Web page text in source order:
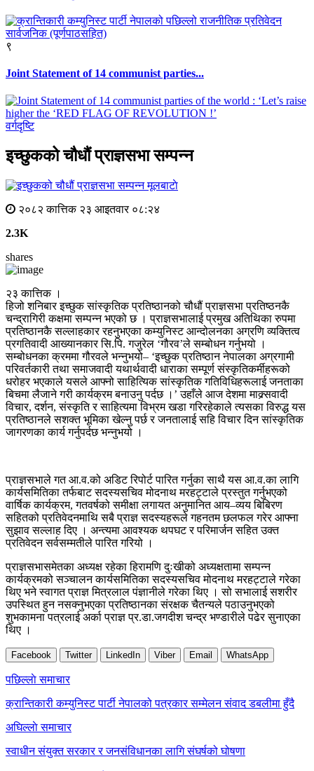
९
Joint Statement of 14 communist parties...
वर्गदृष्टि
इच्छुकको चौधौं प्राज्ञसभा सम्पन्न
मूलबाटाे
२०८२ कात्तिक २३ आइतवार ०८:२४
2.3K
shares
२३ कात्तिक ।
हिजो शनिबार इच्छुक सांस्कृतिक प्रतिष्ठानको चौधौं प्राज्ञसभा प्रतिष्ठनकै
चन्द्रागिरी कक्षमा सम्पन्न भएको छ । प्राज्ञसभालाई प्रमुख अतिथिका रुपमा
प्रतिष्ठानकै सल्लाहकार रहनुभएका कम्युनिस्ट आन्दोलनका अग्रणि व्यक्तित्व
प्रगतिवादी आख्यानकार सि.पि. गजुरेल ‘गौरव’ले सम्बोधन गर्नुभयो ।
सम्बोधनका क्रममा गौरवले भन्नुभयो– ‘इच्छुक प्रतिष्ठान नेपालका अग्रगामी
परिवर्तकारी तथा समाजवादी यथार्थवादी धाराका सम्पूर्ण संस्कृतिकर्मीहरूको
धरोहर भएकाले यसले आफ्नो साहित्यिक सांस्कृतिक गतिविधिहरूलाई जनताका
बिचमा लैजाने गरी कार्यक्रम बनाउनु पर्दछ ।’ उहाँले आज देशमा माक्र्सवादी
विचार, दर्शन, संस्कृति र साहित्यमा विभ्रम खडा गरिरहेकाले त्यसका विरुद्ध यस
प्रतिष्ठानले सशक्त भूमिका खेल्नु पर्छ र जनतालाई सहि विचार दिन सांस्कृतिक
जागरणका कार्य गर्नुपर्दछ भन्नुभयो ।
प्राज्ञसभाले गत आ.व.को अडिट रिपोर्ट पारित गर्नुका साथै यस आ.व.का लागि
कार्यसमितिका तर्फबाट सदस्यसचिव मोदनाथ मरहट्टाले प्रस्तुत गर्नुभएको
वार्षिक कार्यक्रम, गतवर्षको समीक्षा लगायत अनुमानित आय–व्यय बिबिरण
सहितको प्रतिवेदनमाथि सबै प्राज्ञ सदस्यहरूले गहनतम छलफल गरेर आफ्ना
सुझाव सल्लाह दिए । अन्त्यमा आवश्यक थपघट र परिमार्जन सहित उक्त
प्रतिवेदन सर्वसम्मतीले पारित गरियो ।
प्राज्ञसभासमेतका अध्यक्ष रहेका हिरामणि दुःखीको अध्यक्षतामा सम्पन्न
कार्यक्रमको सञ्चालन कार्यसमितिका सदस्यसचिव मोदनाथ मरहट्टाले गरेका
थिए भने स्वागत प्राज्ञ मित्रलाल पंज्ञानीले गरेका थिए । सो सभालाई सशरीर
उपस्थित हुन नसक्नुभएका प्रतिष्ठानका संरक्षक चैतन्यले पठाउनुभएको
शुभकामना पत्रलाई अर्का प्राज्ञ प्र.डा.जगदीश चन्द्र भण्डारीले पढेर सुनाएका
थिए ।
Facebook Twitter LinkedIn Viber Email WhatsApp
Post
navigation
पछिल्लाे समाचार
क्रान्तिकारी कम्युनिस्ट पार्टी नेपालको पत्रकार सम्मेलन संवाद डबलीमा हुँदै
अघिल्लाे समाचार
स्वाधीन संयुक्त सरकार र जनसंविधानका लागि संघर्षको घोषणा